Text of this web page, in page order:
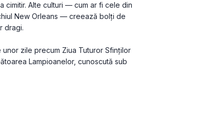
cimitir. Alte culturi — cum ar fi cele din
New Orleans — creează bolți de
dragi.
zile precum Ziua Tuturor Sfinților
Lampioanelor, cunoscută sub